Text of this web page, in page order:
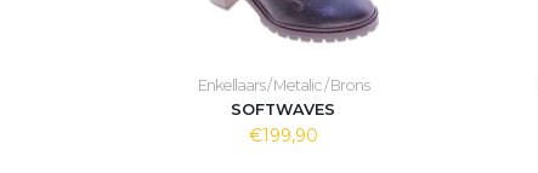
Enkellaars / Metalic / Brons
SOFTWAVES
€199,90